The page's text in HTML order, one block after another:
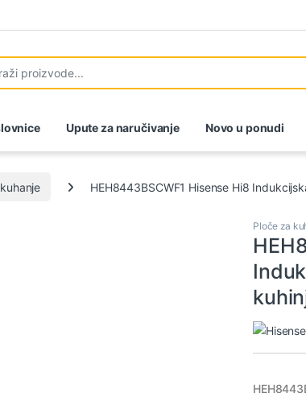
Upute za naručivanje Novo u ponudi
HEH8443BSCWF1 Hisense Hi8
Ploče za